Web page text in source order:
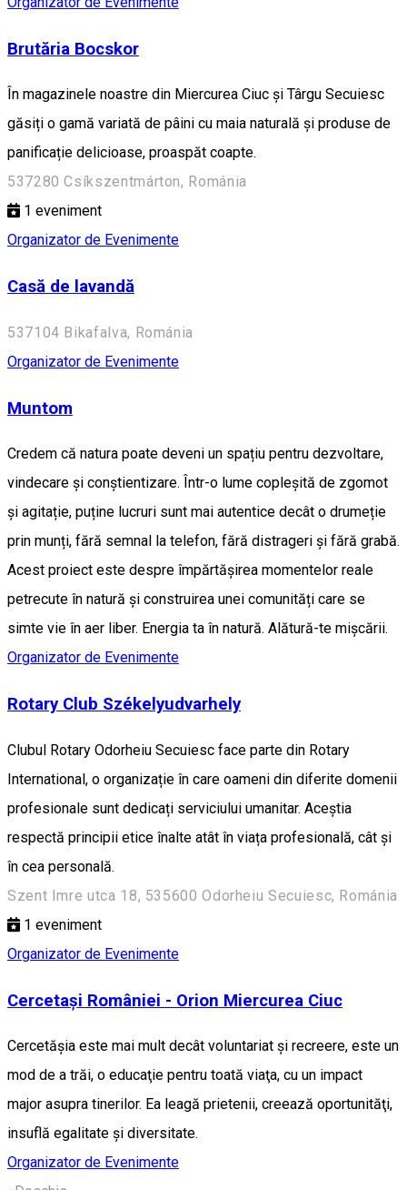
Brutăria Bocskor
În magazinele noastre din Miercurea Ciuc și Târgu Secuiesc
găsiți o gamă variată de pâini cu maia naturală și produse de
panificație delicioase, proaspăt coapte.
537280 Csíkszentmárton, Románia
1 eveniment
Organizator de Evenimente
Casă de lavandă
537104 Bikafalva, Románia
Organizator de Evenimente
Muntom
Credem că natura poate deveni un spațiu pentru dezvoltare,
vindecare și conștientizare. Într-o lume copleșită de zgomot
și agitație, puține lucruri sunt mai autentice decât o drumeție
prin munți, fără semnal la telefon, fără distrageri și fără grabă.
Acest proiect este despre împărtășirea momentelor reale
petrecute în natură și construirea unei comunități care se
simte vie în aer liber. Energia ta în natură. Alătură-te mișcării.
Organizator de Evenimente
Rotary Club Székelyudvarhely
Clubul Rotary Odorheiu Secuiesc face parte din Rotary
International, o organizație în care oameni din diferite domenii
profesionale sunt dedicați serviciului umanitar. Aceștia
respectă principii etice înalte atât în viața profesională, cât și
în cea personală.
Szent Imre utca 18, 535600 Odorheiu Secuiesc, Románia
1 eveniment
Organizator de Evenimente
Cercetași României - Orion Miercurea Ciuc
Cercetăşia este mai mult decât voluntariat şi recreere, este un
mod de a trăi, o educaţie pentru toată viaţa, cu un impact
major asupra tinerilor. Ea leagă prietenii, creează oportunităţi,
insuflă egalitate şi diversitate.
Organizator de Evenimente